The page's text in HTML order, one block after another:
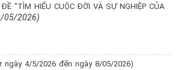
ĐỀ "TÌM HIỂU CUỘC ĐỜI VÀ SỰ NGHIỆP CỦA
05/2026)
ngày 4/5/2026 đến ngày 8/05/2026)